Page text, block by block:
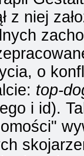
z niej
o
top-
i id).